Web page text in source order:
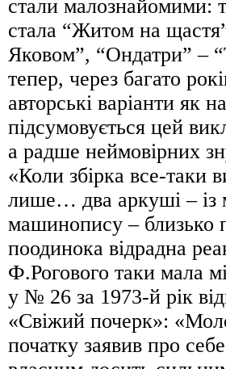
стали малознайомими:
стала “Житом на
Яковом”, “Ондатри” –
тепер, через багато
авторські варіанти як
підсумовується цей
а радше неймовірних
«Коли збірка все-таки
лише… два аркуші – із
машинопису –
поодинока відрадна
Ф.Рогового таки мала
у № 26 за 1973-й рік
«Свіжий почерк»:
початку заявив про